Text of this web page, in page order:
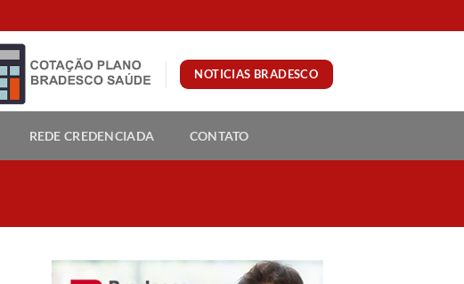
NOTICIAS BRADESCO
REDE CREDENCIADA CONTATO